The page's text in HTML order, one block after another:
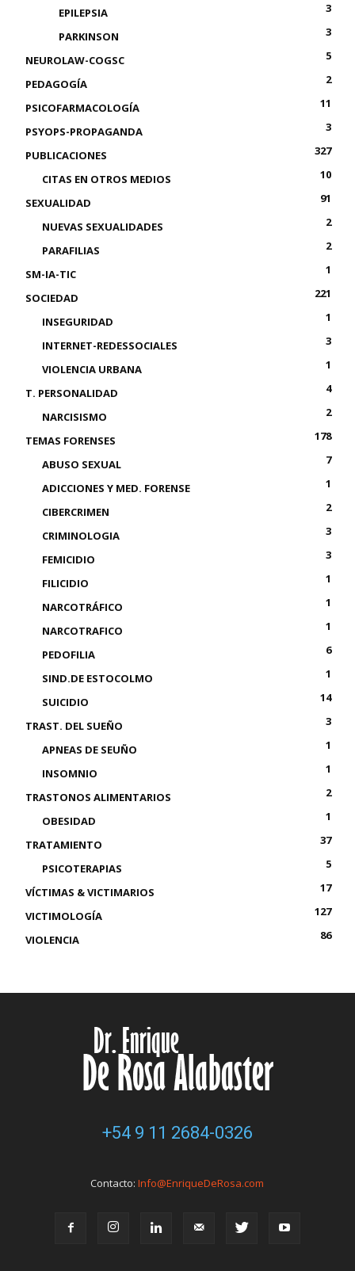
EPILEPSIA
3
PARKINSON
3
NEUROLAW-COGSC
5
PEDAGOGÍA
2
PSICOFARMACOLOGÍA
11
PSYOPS-PROPAGANDA
3
PUBLICACIONES
327
CITAS EN OTROS MEDIOS
10
SEXUALIDAD
91
NUEVAS SEXUALIDADES
2
PARAFILIAS
2
SM-IA-TIC
1
SOCIEDAD
221
INSEGURIDAD
1
INTERNET-REDESSOCIALES
3
VIOLENCIA URBANA
1
T. PERSONALIDAD
4
NARCISISMO
2
TEMAS FORENSES
178
ABUSO SEXUAL
7
ADICCIONES Y MED. FORENSE
1
CIBERCRIMEN
2
CRIMINOLOGIA
3
FEMICIDIO
3
FILICIDIO
1
NARCOTRÁFICO
1
NARCOTRAFICO
1
PEDOFILIA
6
SIND.DE ESTOCOLMO
1
SUICIDIO
14
TRAST. DEL SUEÑO
3
APNEAS DE SEUÑO
1
INSOMNIO
1
TRASTONOS ALIMENTARIOS
2
OBESIDAD
1
TRATAMIENTO
37
PSICOTERAPIAS
5
VÍCTIMAS & VICTIMARIOS
17
VICTIMOLOGÍA
127
VIOLENCIA
86
+54 9 11 2684-0326
Contacto:Info@EnriqueDeRosa.com